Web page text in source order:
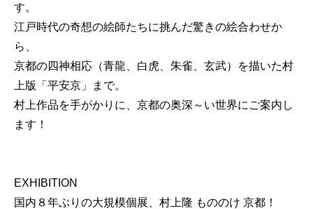
す。
江戸時代の奇想の絵師たちに挑んだ驚きの絵合わせか
ら、
京都の四神相応（青龍、白虎、朱雀、玄武）を描いた村
上版「平安京」まで。
村上作品を手がかりに、京都の奥深～い世界にご案内し
ます！
EXHIBITION
国内８年ぶりの大規模個展、村上隆 もののけ 京都！